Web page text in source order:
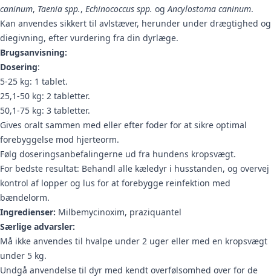
caninum, Taenia spp., Echinococcus spp. ogAncylostoma caninum.
Kan anvendes sikkert til avlstæver, herunder under drægtighed og
diegivning, efter vurdering fra din dyrlæge.
Brugsanvisning:
Dosering:
5-25 kg: 1 tablet.
25,1-50 kg: 2 tabletter.
50,1-75 kg: 3 tabletter.
Gives oralt sammen med eller efter foder for at sikre optimal
forebyggelse mod hjerteorm.
Følg doseringsanbefalingerne ud fra hundens kropsvægt.
For bedste resultat: Behandl alle kæledyr i husstanden, og overvej
kontrol af lopper og lus for at forebygge reinfektion med
bændelorm.
Ingredienser: Milbemycinoxim, praziquantel
Særlige advarsler:
Må ikke anvendes til hvalpe under 2 uger eller med en kropsvægt
under 5 kg.
Undgå anvendelse til dyr med kendt overfølsomhed over for de